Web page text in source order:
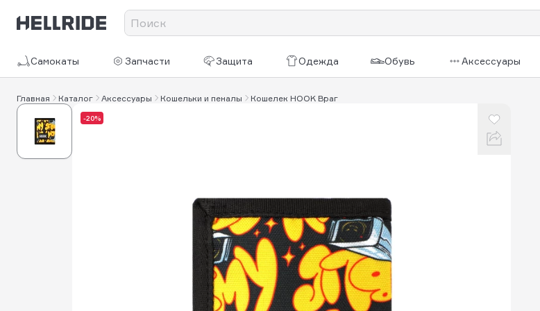
Самокаты Запчасти Защита Одежда Обувь Аксессуары
Главная Каталог Аксессуары Кошельки и пеналы Кошелек HOOK Враг
-20%